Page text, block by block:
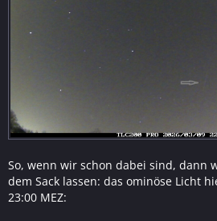
So, wenn wir schon dabei sind, dann
dem Sack lassen: das ominöse Licht
23:00 MEZ: